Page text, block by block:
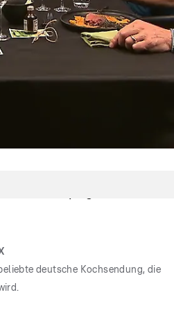
deutsche Kochsendung, die